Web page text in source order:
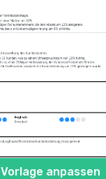
Vorlage anpassen